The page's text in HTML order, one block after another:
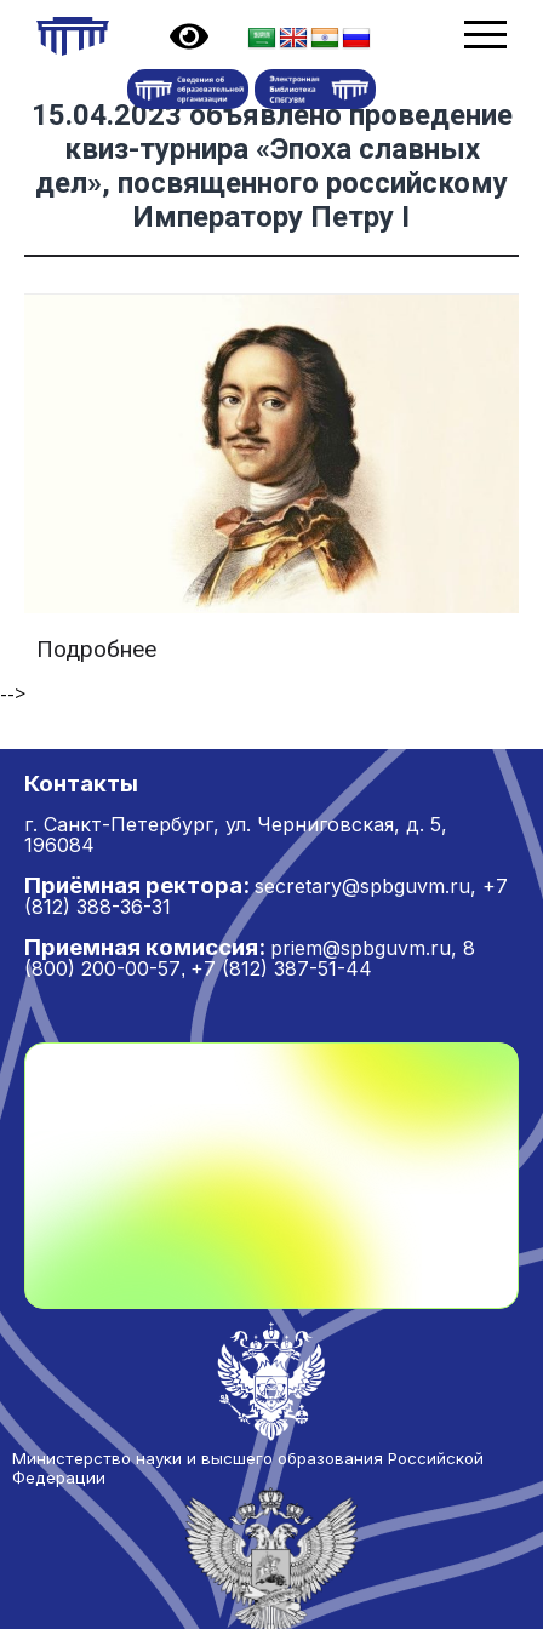
15.04.2023 объявлено проведение
квиз-турнира «Эпоха славных
дел», посвященного российскому
Императору Петру I
Подробнее
-->
Контакты
г. Санкт-Петербург, ул. Черниговская, д. 5,
196084
Приёмная ректора: secretary@spbguvm.ru, +7
(812) 388-36-31
Приемная комиссия: priem@spbguvm.ru, 8
(800) 200-00-57, +7 (812) 387-51-44
Министерство науки и высшего образования Российской
Федерации